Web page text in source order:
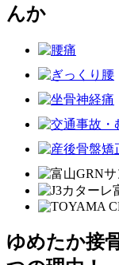
ゆめたか接